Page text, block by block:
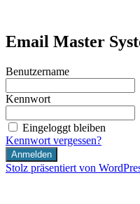
springen
internet-marketing.coach
Just another WordPress site
Email Master
Benutzername
Kennwort
Eingeloggt bleiben
Kennwort vergessen?
Stolz präsentiert von